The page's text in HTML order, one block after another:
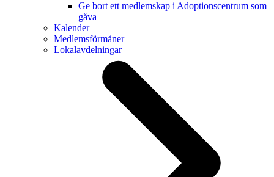
Ge bort ett medlemskap i Adoptionscentrum som
gåva
Kalender
Medlemsförmåner
Lokalavdelningar